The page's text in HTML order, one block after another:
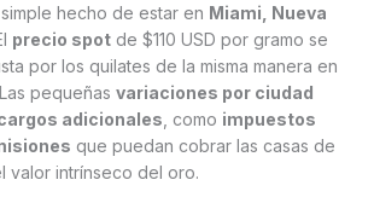
hecho de estar en Miami, Nueva
precio spot de $110 USD por gramo se
por los quilates de la misma manera en
pequeñas variaciones por ciudad
adicionales , como impuestos
que puedan cobrar las casas de
valor intrínseco del oro.